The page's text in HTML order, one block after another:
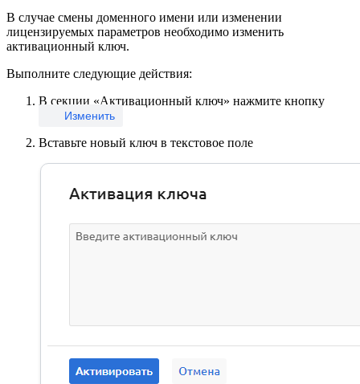
В случае смены доменного имени или изменении
лицензируемых параметров необходимо изменить
активационный ключ.
Выполните следующие действия:
В секции «Активационный ключ» нажмите кнопку
Изменить
Вставьте новый ключ в текстовое поле